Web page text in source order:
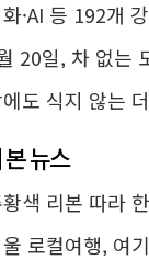
·AI 등 192개 강좌 쏟아진
일, 차 없는 도심 걸어요…'서
도 식지 않는 더위, 도시
뉴스
리본 따라 한강부터 메타세쿼
로컬여행, 여기부터